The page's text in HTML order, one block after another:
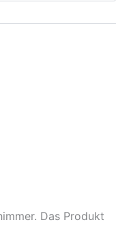
Das Produkt